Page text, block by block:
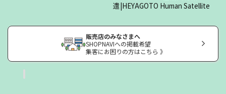
遣|HEYAGOTO Human Satellite
販売店のみなさまへ
SHOPNAVIへの掲載希望
集客にお困りの方はこちら 》